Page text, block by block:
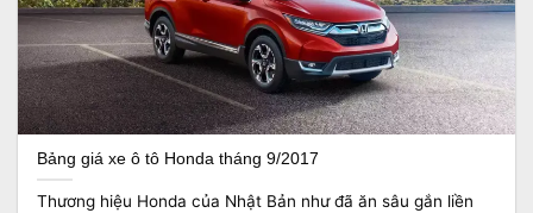
Bảng giá xe ô tô Honda tháng 9/2017
Thương hiệu Honda của Nhật Bản như đã ăn sâu gắn liền